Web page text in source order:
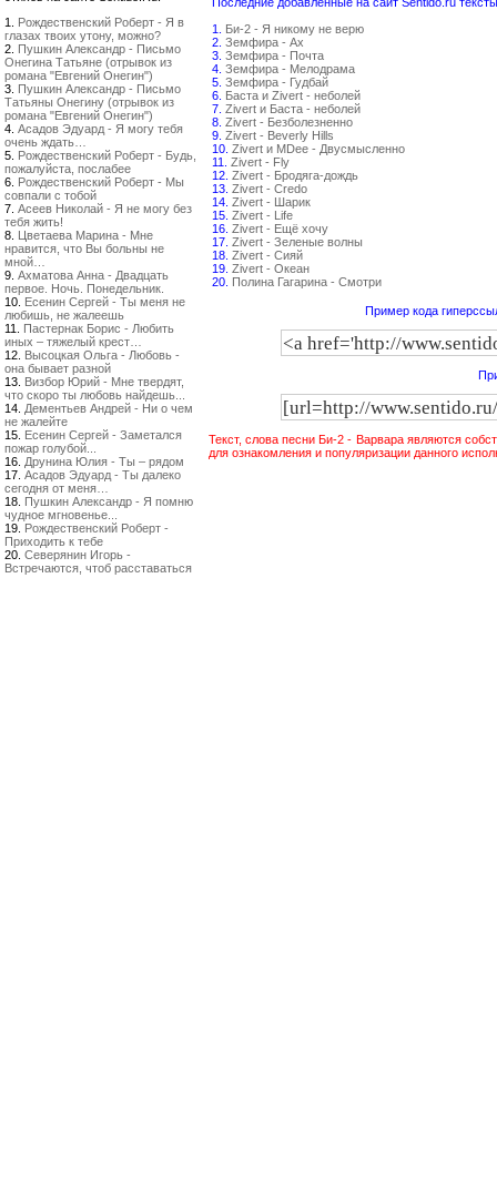
1. Рождественский Роберт - Я в
глазах твоих утону, можно?
2. Пушкин Александр - Письмо
Онегина Татьяне (отрывок из
романа "Евгений Онегин")
3. Пушкин Александр - Письмо
Татьяны Онегину (отрывок из
романа "Евгений Онегин")
4. Асадов Эдуард - Я могу тебя
очень ждать…
5. Рождественский Роберт - Будь,
пожалуйста, послабее
6. Рождественский Роберт - Мы
совпали с тобой
7. Асеев Николай - Я не могу без
тебя жить!
8. Цветаева Марина - Мне
нравится, что Вы больны не
мной…
9. Ахматова Анна - Двадцать
первое. Ночь. Понедельник.
10. Есенин Сергей - Ты меня не
любишь, не жалеешь
11. Пастернак Борис - Любить
иных – тяжелый крест…
12. Высоцкая Ольга - Любовь -
она бывает разной
13. Визбор Юрий - Мне твердят,
что скоро ты любовь найдешь...
14. Дементьев Андрей - Ни о чем
не жалейте
15. Есенин Сергей - Заметался
пожар голубой...
16. Друнина Юлия - Ты – рядом
17. Асадов Эдуард - Ты далеко
сегодня от меня…
18. Пушкин Александр - Я помню
чудное мгновенье...
19. Рождественский Роберт -
Приходить к тебе
20. Северянин Игорь -
Встречаются, чтоб расставаться
1. Би-2 - Я никому не верю
2. Земфира - Ах
3. Земфира - Почта
4. Земфира - Мелодрама
5. Земфира - Гудбай
6. Баста и Zivert - неболей
7. Zivert и Баста - неболей
8. Zivert - Безболезненно
9. Zivert - Beverly Hills
10. Zivert и MDee - Двусмысленно
11. Zivert - Fly
12. Zivert - Бродяга-дождь
13. Zivert - Credo
14. Zivert - Шарик
15. Zivert - Life
16. Zivert - Ещё хочу
17. Zivert - Зеленые волны
18. Zivert - Сияй
19. Zivert - Океан
20. Полина Гагарина - Смотри
Пример кода
Текст, слова песни Би-2 - Варвара являются
для ознакомления и популяризации данного